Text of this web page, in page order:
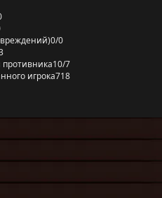
0/0
10/7
игрока718